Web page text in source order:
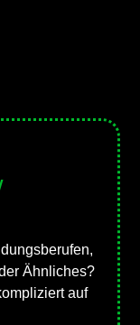
Ähnliches?
auf